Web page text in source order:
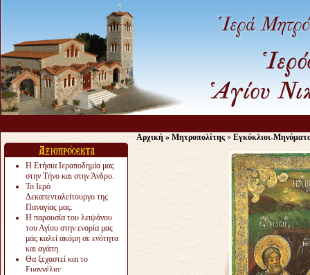
Η Ετήσια Ιεραποδημία μας
στην Τήνο και στην Άνδρο.
Το Ιερό
Δεκαπενταλείτουργο της
Παναγίας μας.
Η παρουσία του λειψάνου
του Αγίου στην ενορία μας
μάς καλεί ακόμη σε ενότητα
και αγάπη.
Θα ξεχαστεί και το
Ευαγγέλιο;
Αρχική » Μητροπολίτης » Εγκύκλιοι-